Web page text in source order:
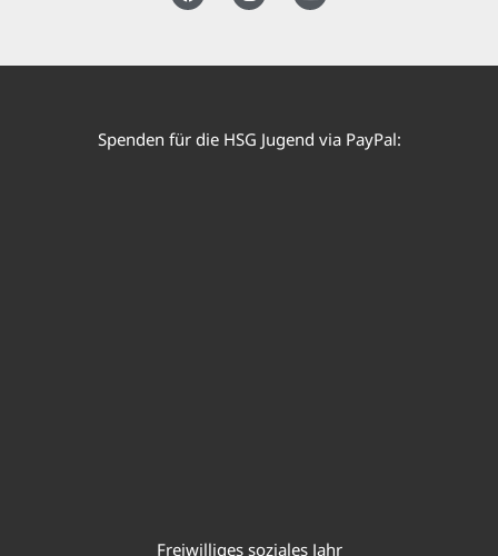
F
e
k
I
t
a
m
Y
t
Spenden für die HSG Jugend via PayPal:
Freiwilliges soziales Jahr